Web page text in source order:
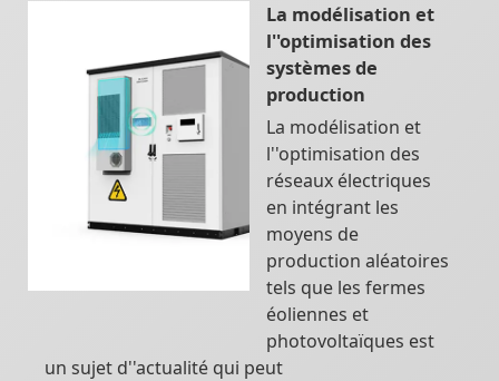
La modélisation et
l''optimisation des
systèmes de
production
La modélisation et
l''optimisation des
réseaux électriques
en intégrant les
moyens de
production aléatoires
tels que les fermes
éoliennes et
photovoltaïques est
un sujet d''actualité qui peut